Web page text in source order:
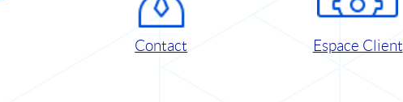
Contact Espace Client